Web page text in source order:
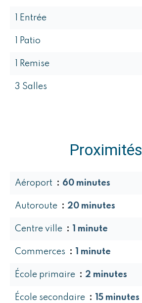
1 Entrée
1 Patio
1 Remise
3 Salles
Proximités
Aéroport 60 minutes
Autoroute 20 minutes
Centre ville 1 minute
Commerces 1 minute
École primaire 2 minutes
École secondaire 15 minutes